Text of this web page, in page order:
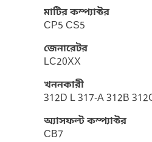
মাটির কম্প্যাক্টর
CP5 CS5
জেনারেটর
LC20XX
খননকারী
312D L 317-A 312B
অ্যাসফল্ট কম্প্যাক্টর
CB7